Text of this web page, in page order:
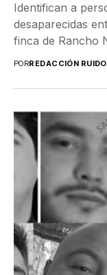
Identifican a
desaparecidas
finca de Rancho
una fosa...
PORREDACCIÓN